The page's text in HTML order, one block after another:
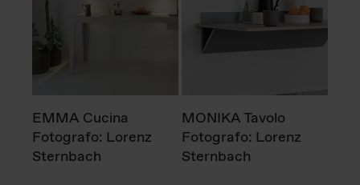
EMMA Cucina
Fotografo: Lorenz
Sternbach
MONIKA Tavolo
Fotografo: Lorenz
Sternbach